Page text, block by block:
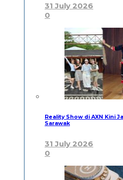
31 July 2026
0
Reality Show di AXN Kini
Sarawak
31 July 2026
0